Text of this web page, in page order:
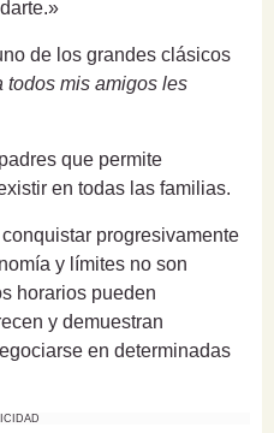
de los grandes clásicos
todos mis amigos les
que permite
en todas las familias.
progresivamente
y límites no son
horarios pueden
y demuestran
en determinadas